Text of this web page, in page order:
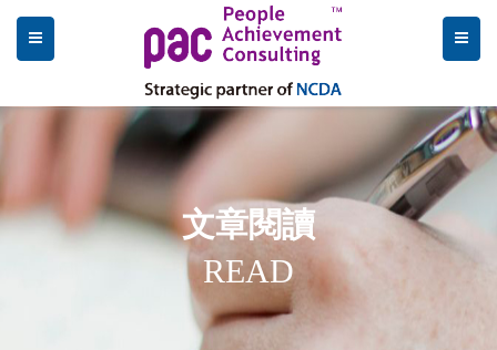
文章閱讀
READ